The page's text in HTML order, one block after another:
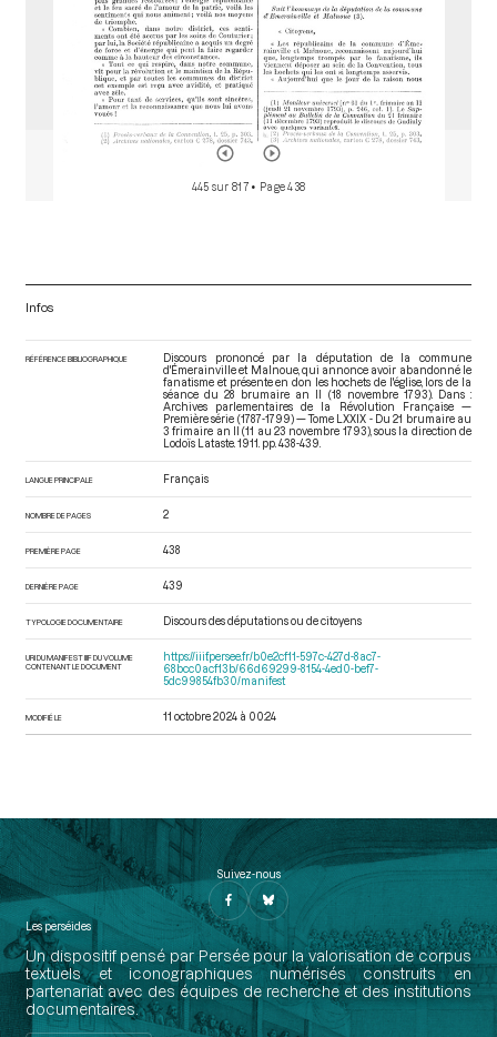
445 sur 817 • Page 438
Infos
RÉFÉRENCE BIBLIOGRAPHIQUE
Discours prononcé par la députation de la commune
d'Émerainville et Malnoue, qui annonce avoir abandonné le
fanatisme et présente en don les hochets de l'église, lors de la
séance du 28 brumaire an II (18 novembre 1793). Dans :
Archives parlementaires de la Révolution Française —
Première série (1787-1799) — Tome LXXIX - Du 21 brumaire au
3 frimaire an II (11 au 23 novembre 1793), sous la direction de
Lodoïs Lataste. 1911. pp. 438-439.
LANGUE PRINCIPALE Français
NOMBRE DE PAGES 2
PREMIÈRE PAGE 438
DERNIÈRE PAGE 439
TYPOLOGIE DOCUMENTAIRE Discours des députations ou de citoyens
URI DU MANIFEST IIIF DU VOLUME
CONTENANT LE DOCUMENT
https://iiif.persee.fr/b0e2cf11-597c-427d-8ac7-
68bcc0acf13b/66d69299-8154-4ed0-bef7-
5dc99854fb30/manifest
MODIFIÉ LE 11 octobre 2024 à 00:24
Suivez-nous
Les perséides
Un dispositif pensé par Persée pour la valorisation de corpus
textuels et iconographiques numérisés construits en
partenariat avec des équipes de recherche et des institutions
documentaires.